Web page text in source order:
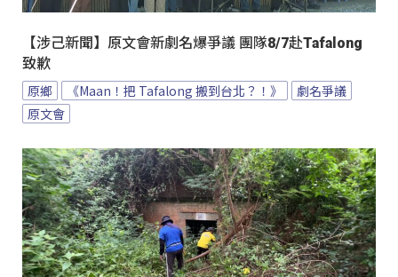
【涉己新聞】原文會新劇名爆爭議 團隊8/7赴Tafalong
致歉
原鄉 《Maan！把 Tafalong 搬到台北？！》
劇名爭議
原文會